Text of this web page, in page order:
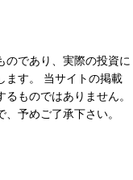
のであり、実際の投資に
ます。 当サイトの掲載
ものではありません。
予めご了承下さい。